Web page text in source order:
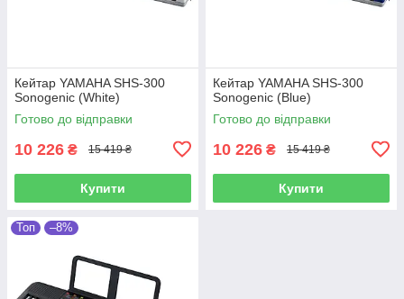
Кейтар YAMAHA SHS-300
Sonogenic (White)
Готово до відправки
10 226 ₴ 15 419 ₴
Купити
Кейтар YAMAHA SHS-300
Sonogenic (Blue)
Готово до відправки
10 226 ₴ 15 419 ₴
Купити
Топ –8%